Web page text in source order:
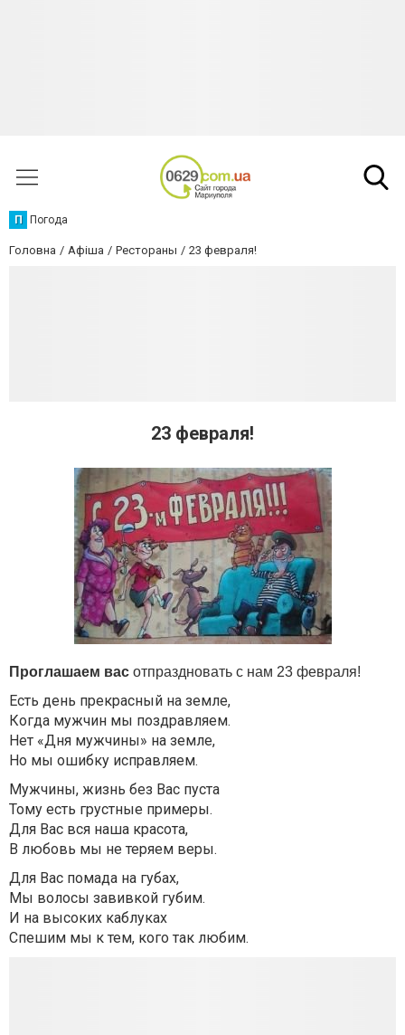
П Погода
Головна Афіша Рестораны 23 февраля!
23 февраля!
Проглашаем вас отпраздновать с нам 23 февраля!
Есть день прекрасный на земле,
Когда мужчин мы поздравляем.
Нет «Дня мужчины» на земле,
Но мы ошибку исправляем.
Мужчины, жизнь без Вас пуста
Тому есть грустные примеры.
Для Вас вся наша красота,
В любовь мы не теряем веры.
Для Вас помада на губах,
Мы волосы завивкой губим.
И на высоких каблуках
Спешим мы к тем, кого так любим.